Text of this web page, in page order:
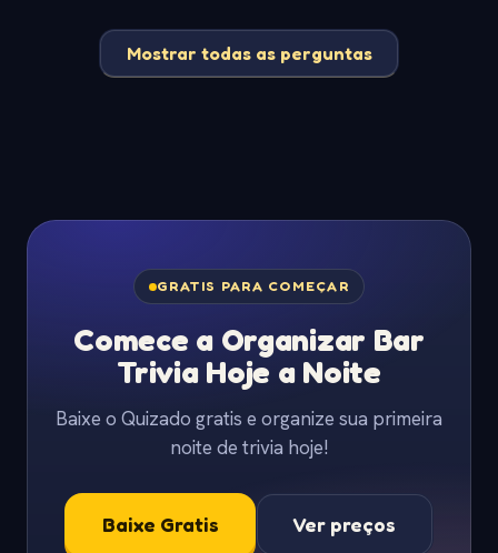
Mostrar todas as perguntas
GRATIS PARA COMEÇAR
Comece a Organizar Bar
Trivia Hoje a Noite
Baixe o Quizado gratis e organize sua primeira
noite de trivia hoje!
Baixe Gratis Ver preços